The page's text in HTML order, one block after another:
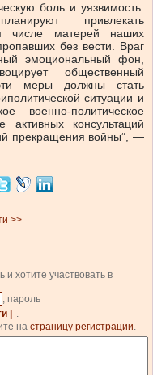
боль и уязвимость:
привлекать
числе матерей наших
без вести. Враг
эмоциональный фон,
общественный
меры должны стать
ситуации и
военно-политическое
консультаций
прекращения войны”, —
>>
хотите участвовать в
, пароль
|
.
на страницу регистрации.